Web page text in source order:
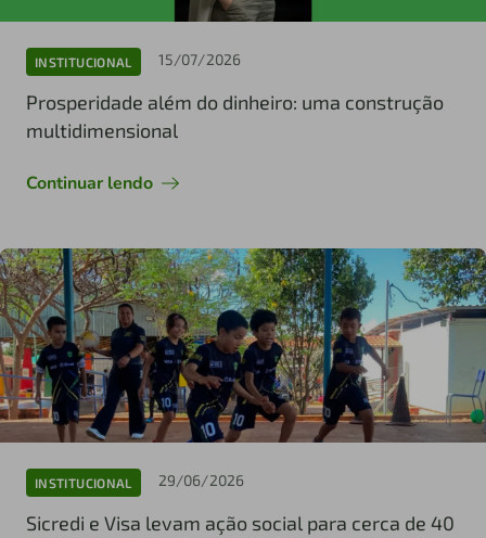
INSTITUCIONAL 15/07/2026
Prosperidade além do dinheiro: uma construção
multidimensional
Continuar lendo
INSTITUCIONAL 29/06/2026
Sicredi e Visa levam ação social para cerca de 40